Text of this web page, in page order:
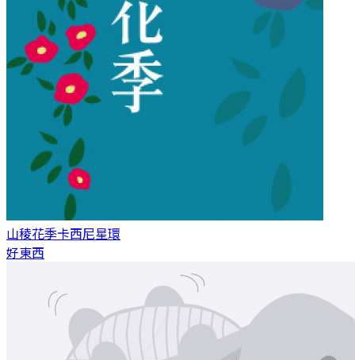
山稜花季卡西尼星環
好東西